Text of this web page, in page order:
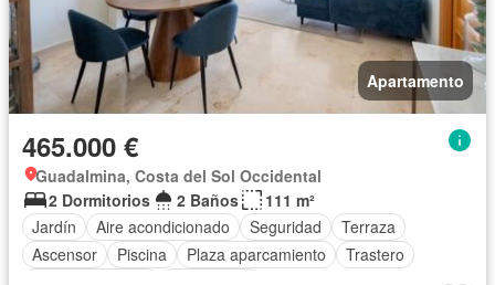
Apartamento
465.000 €
Guadalmina, Costa del Sol Occidental
2 Dormitorios
2 Baños
111 m²
Jardín
Aire acondicionado Seguridad
Terraza
Ascensor
Piscina Plaza aparcamiento
Trastero